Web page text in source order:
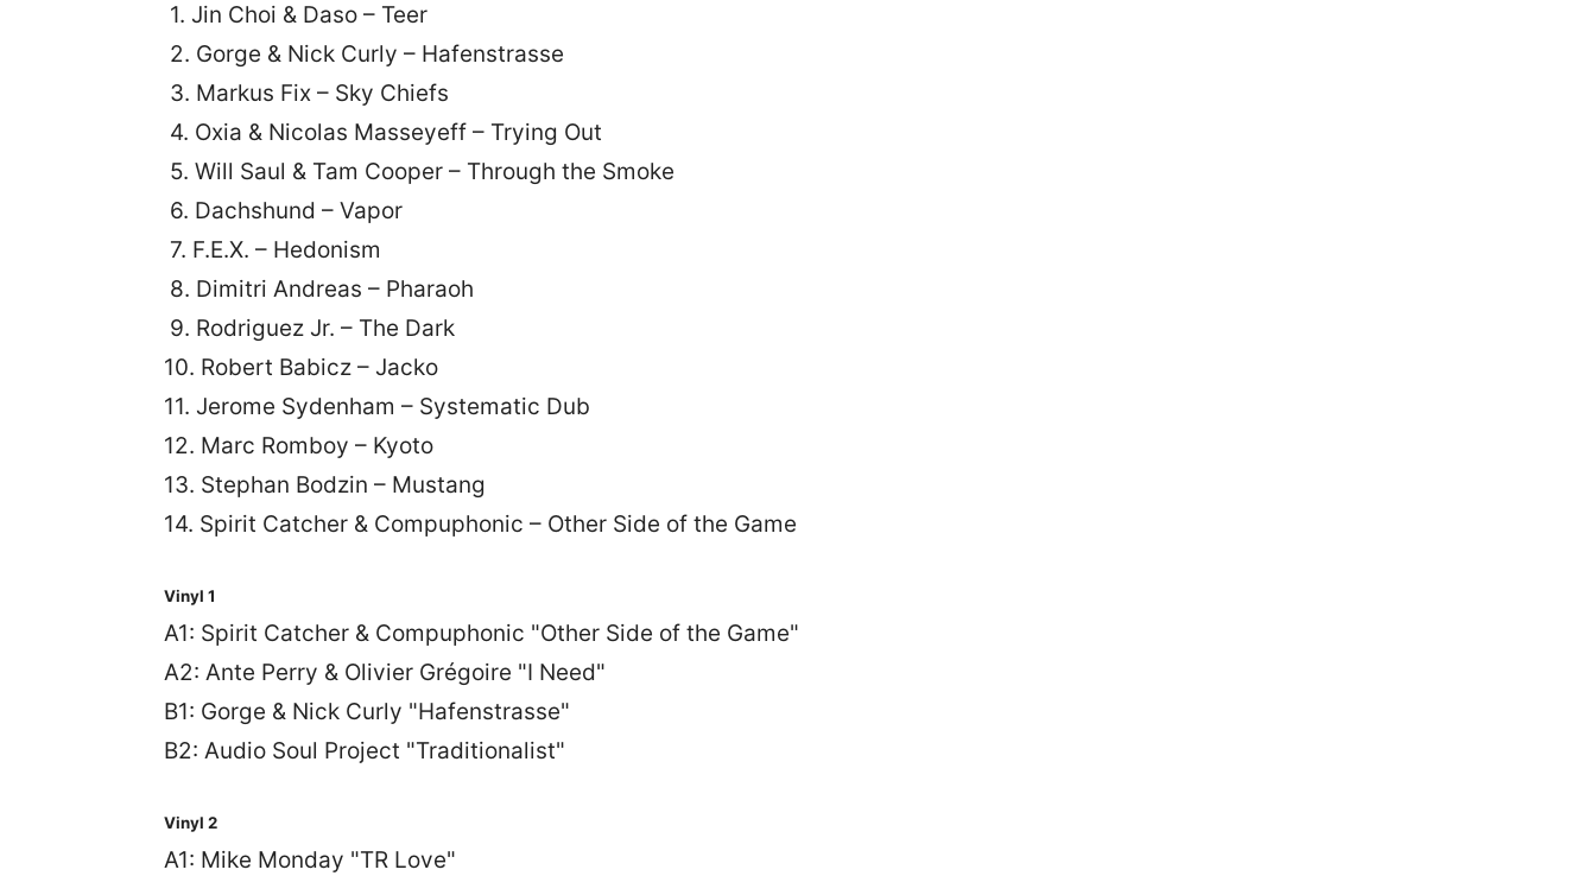
1. Jin Choi & Daso – Teer
2. Gorge & Nick Curly – Hafenstrasse
3. Markus Fix – Sky Chiefs
4. Oxia & Nicolas Masseyeff – Trying Out
5. Will Saul & Tam Cooper – Through the Smoke
6. Dachshund – Vapor
7. F.E.X. – Hedonism
8. Dimitri Andreas – Pharaoh
9. Rodriguez Jr. – The Dark
10. Robert Babicz – Jacko
11. Jerome Sydenham – Systematic Dub
12. Marc Romboy – Kyoto
13. Stephan Bodzin – Mustang
14. Spirit Catcher & Compuphonic – Other Side of the Game
Vinyl 1
A1: Spirit Catcher & Compuphonic "Other Side of the Game"
A2: Ante Perry & Olivier Grégoire "I Need"
B1: Gorge & Nick Curly "Hafenstrasse"
B2: Audio Soul Project "Traditionalist"
Vinyl 2
A1: Mike Monday "TR Love"